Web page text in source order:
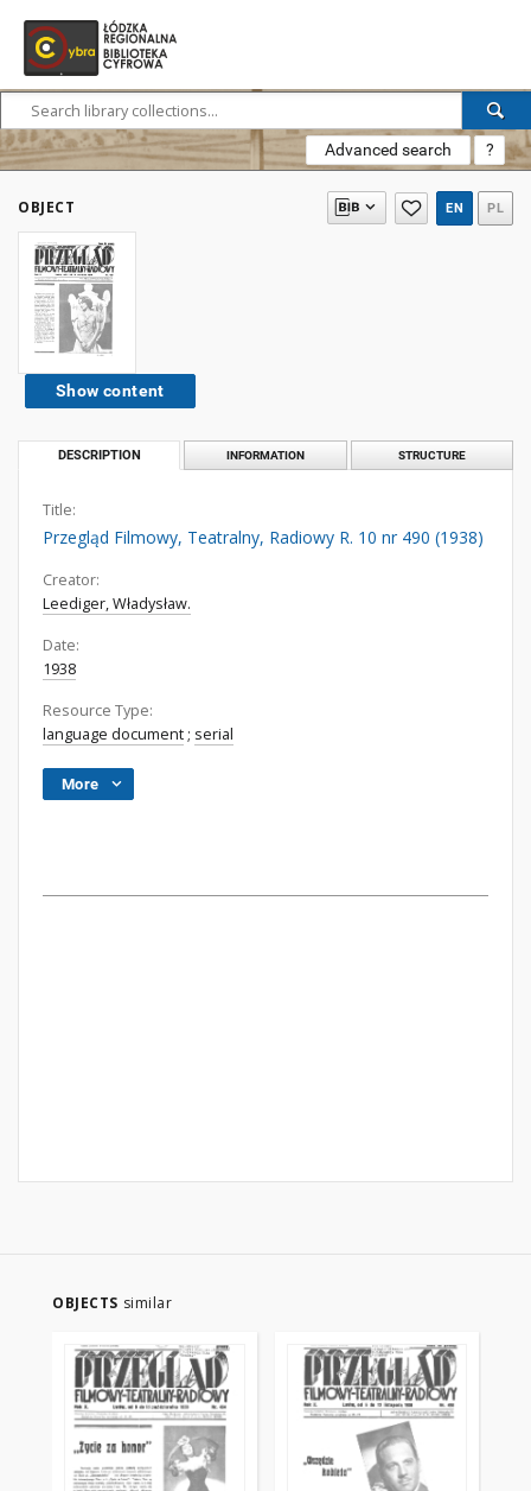
Advanced search ?
OBJECT EN PL
Show content
DESCRIPTION INFORMATION STRUCTURE
Title:
Przegląd Filmowy, Teatralny, Radiowy R. 10 nr 490 (1938)
Creator:
Leediger, Władysław.
Date:
1938
Resource Type:
language document ; serial
More
OBJECTS similar